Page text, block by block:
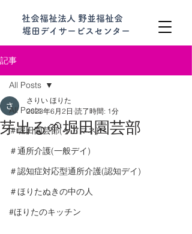
社会福祉法人 野並福祉会
堀田デイサービスセンター
記事
All Posts
＃堀田園芸部(ケアマネ)
＃通所介護(一般デイ)
＃認知症対応型通所介護(認知デイ)
＃ほりたぬきの中の人
#ほりたのキッチン
All Posts
芽出る🌱堀田園芸部
さりい ほりた
2023年6月2日 読了時間: 1分